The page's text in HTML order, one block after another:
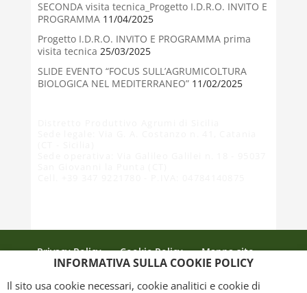
SECONDA visita tecnica_Progetto I.D.R.O. INVITO E
PROGRAMMA11/04/2025
Progetto I.D.R.O. INVITO E PROGRAMMA prima
visita tecnica 25/03/2025
SLIDE EVENTO “FOCUS SULL’AGRUMICOLTURA
BIOLOGICA NEL MEDITERRANEO”11/02/2025
Privacy Policy Cookie Policy
Mappa sito
INFORMATIVA SULLA COOKIE POLICY
Il sito usa cookie necessari, cookie analitici e cookie di